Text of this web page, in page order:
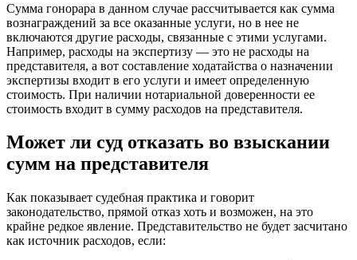
Сумма гонорара в данном случае рассчитывается как сумма
вознаграждений за все оказанные услуги, но в нее не
включаются другие расходы, связанные с этими услугами.
Например, расходы на экспертизу — это не расходы на
представителя, а вот составление ходатайства о назначении
экспертизы входит в его услуги и имеет определенную
стоимость. При наличии нотариальной доверенности ее
стоимость входит в сумму расходов на представителя.
Может ли суд отказать во взыскании
сумм на представителя
Как показывает судебная практика и говорит
законодательство, прямой отказ хоть и возможен, на это
крайне редкое явление. Представительство не будет засчитано
как источник расходов, если: